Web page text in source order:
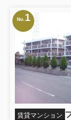
No. 1
賃貸マンション